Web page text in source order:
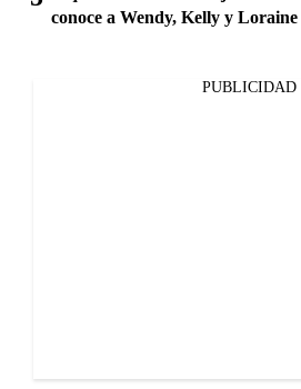
conoce a Wendy, Kelly y Loraine
PUBLICIDAD